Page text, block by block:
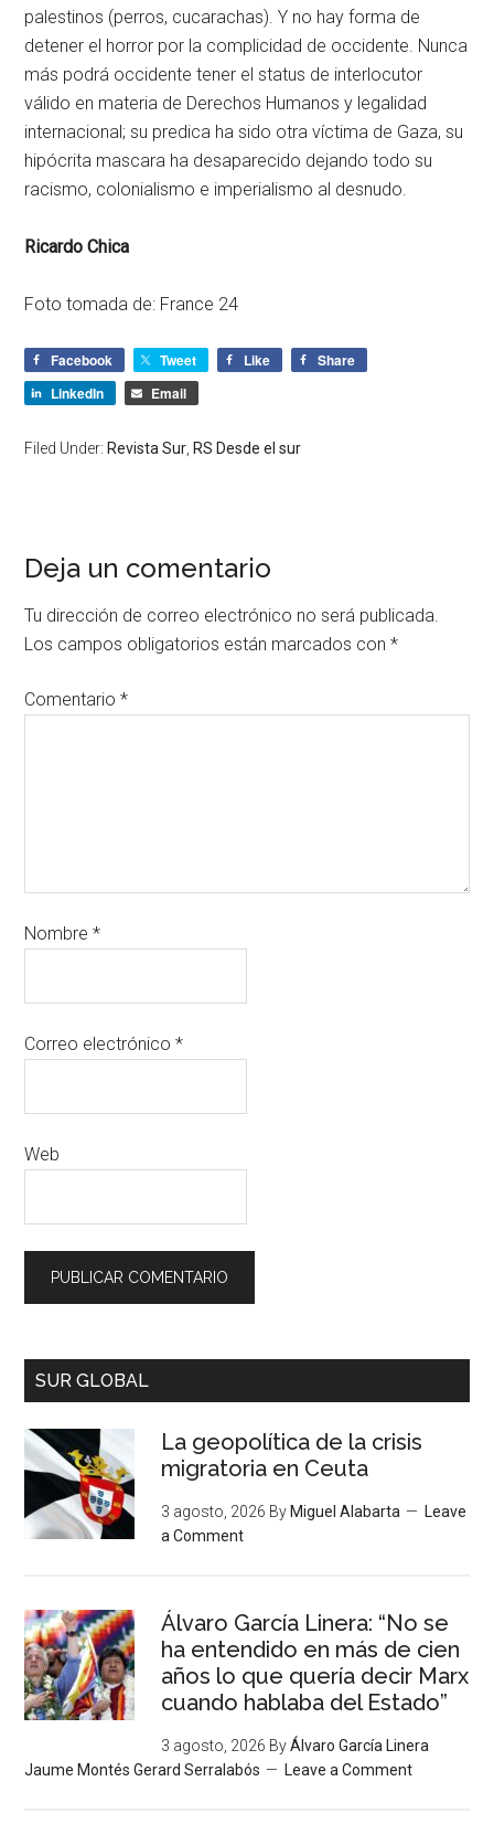
palestinos (perros, cucarachas). Y no hay forma de
detener el horror por la complicidad de occidente. Nunca
más podrá occidente tener el status de interlocutor
válido en materia de Derechos Humanos y legalidad
internacional; su predica ha sido otra víctima de Gaza, su
hipócrita mascara ha desaparecido dejando todo su
racismo, colonialismo e imperialismo al desnudo.
Ricardo Chica
Foto tomada de: France 24
Facebook Tweet Like
Share
LinkedIn
Email
Filed Under: Revista Sur RS Desde el sur
Deja un comentario
Tu dirección de correo electrónico no será publicada.
Los campos obligatorios están marcados con*
Comentario*
Nombre*
Correo electrónico*
Web
SUR GLOBAL
La geopolítica de la crisis
migratoria en Ceuta
3 agosto, 2026 By Miguel Alabarta
Leave
a Comment
Álvaro García Linera: “No se
ha entendido en más de cien
años lo que quería decir Marx
cuando hablaba del Estado”
3 agosto, 2026 ByÁlvaro García Linera
Jaume Montés Gerard Serralabós
Leave a Comment